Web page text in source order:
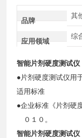
品牌
其
应用领域
综
智能片剂硬度测试仪
●片剂硬度测试仪用
适用标准
●企业标准《片剂硬
０１０。
智能片剂硬度测试仪